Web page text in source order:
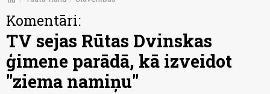
Komentāri:
TV sejas Rūtas Dvinskas
ģimene parādā, kā izveidot
"ziema namiņu"